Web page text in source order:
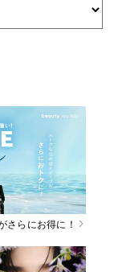
さらにお得に！